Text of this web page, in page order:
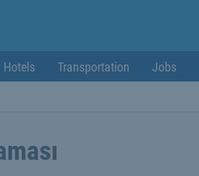
Hotels Transportation Jobs